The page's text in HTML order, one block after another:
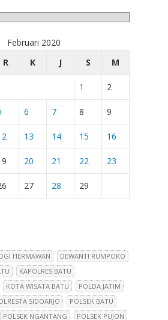
Februari 2020
R K J S M
1 2
6 7 8 9
13 14 15 16
20 21 22 23
27 28
29
HERMAWAN
DEWANTI RUMPOKO
KAPOLRES BATU
KOTA WISATA BATU
POLDA JATIM
SIDOARJO
POLSEK BATU
POLSEK NGANTANG POLSEK PUJON